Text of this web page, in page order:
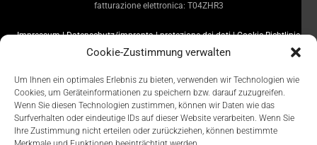
Cookie-Zustimmung verwalten
Um Ihnen ein optimales Erlebnis zu bieten, verwenden wir Technologien wie
Cookies, um Geräteinformationen zu speichern bzw. darauf zuzugreifen.
Wenn Sie diesen Technologien zustimmen, können wir Daten wie das
Surfverhalten oder eindeutige IDs auf dieser Website verarbeiten. Wenn Sie
Ihre Zustimmung nicht erteilen oder zurückziehen, können bestimmte
fatturazione elettronica: T04ZHR3
Impressum | Datenschutz/impronta | protezione dei dati | Cookie Richtlinie
EU/direttiva sui cookie UE